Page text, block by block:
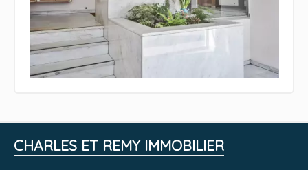
CHARLES ET REMY IMMOBILIER